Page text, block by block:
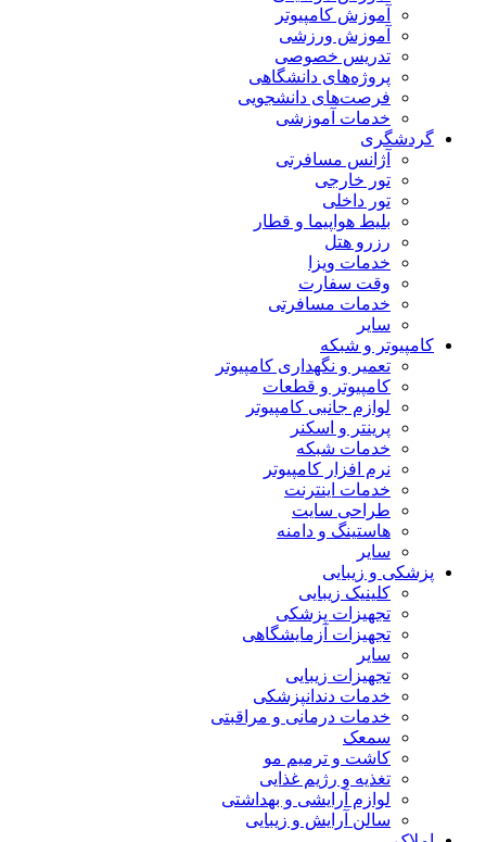
آموزش کامپیوتر
آموزش ورزشی
تدریس خصوصی
پروژه‌های دانشگاهی
فرصت‌های دانشجویی
خدمات آموزشی
گردشگری
آژانس مسافرتی
تور خارجی
تور داخلی
بلیط هواپیما و قطار
رزرو هتل
خدمات ویزا
وقت سفارت
خدمات مسافرتی
سایر
کامپیوتر و شبکه
تعمیر و نگهداری کامپیوتر
کامپیوتر و قطعات
لوازم جانبی کامپیوتر
پرینتر و اسکنر
خدمات شبکه
نرم افزار کامپیوتر
خدمات اینترنت
طراحی سایت
هاستینگ و دامنه
سایر
پزشکی و زیبایی
کلینیک زیبایی
تجهیزات پزشکی
تجهیزات آزمایشگاهی
سایر
تجهیزات زیبایی
خدمات دندانپزشکی
خدمات درمانی و مراقبتی
سمعک
کاشت و ترمیم مو
تغذیه و رژیم غذایی
لوازم آرایشی و بهداشتی
سالن آرایش و زیبایی